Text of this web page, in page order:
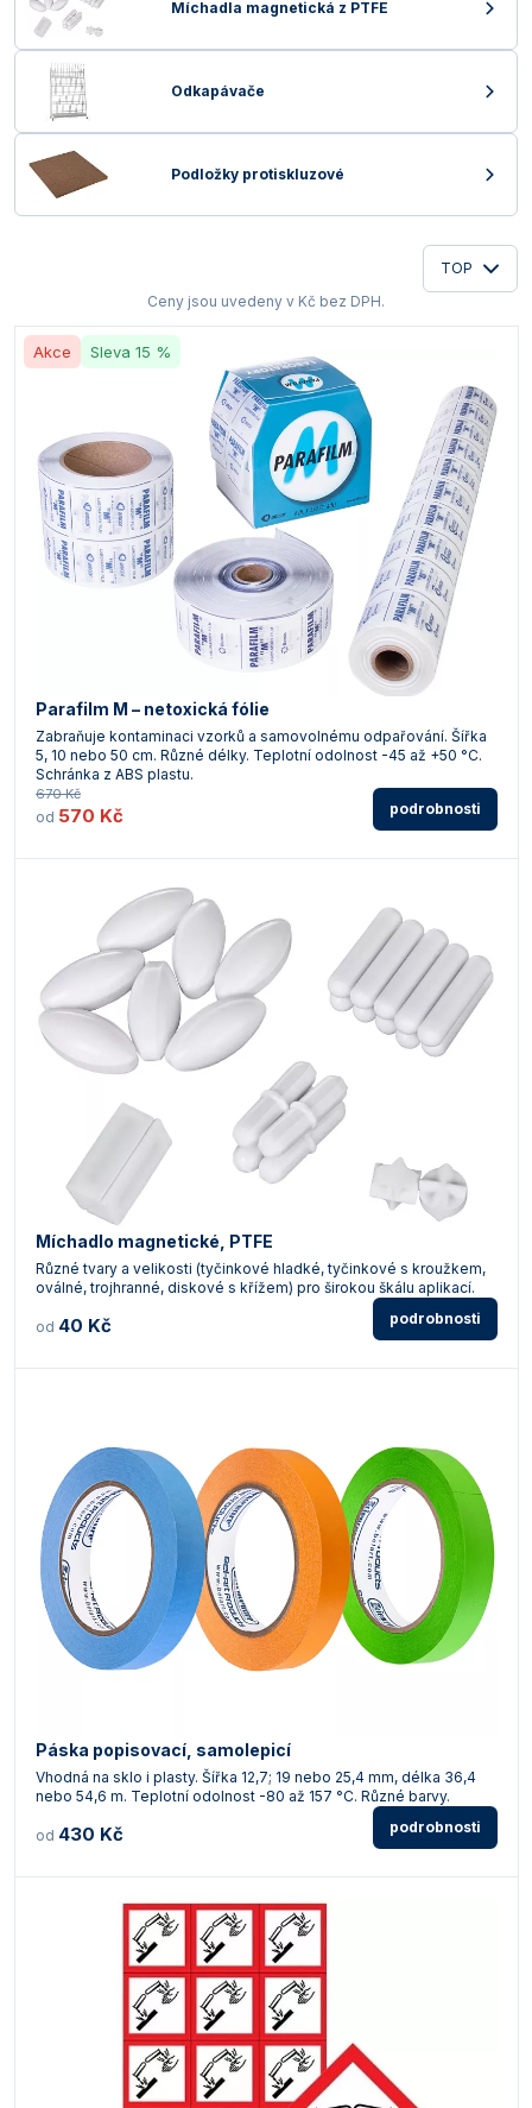
Míchadla magnetická z PTFE
Odkapávače
Podložky protiskluzové
Ceny jsou uvedeny v Kč bez DPH.
TOP
Akce Sleva 15 %
Parafilm M – netoxická fólie
Zabraňuje kontaminaci vzorků a samovolnému odpařování. Šířka
5, 10 nebo 50 cm. Různé délky. Teplotní odolnost -45 až +50 °C.
Schránka z ABS plastu.
670 Kč
od 570 Kč podrobnosti
Míchadlo magnetické, PTFE
Různé tvary a velikosti (tyčinkové hladké, tyčinkové s kroužkem,
oválné, trojhranné, diskové s křížem) pro širokou škálu aplikací.
od 40 Kč podrobnosti
Páska popisovací, samolepicí
Vhodná na sklo i plasty. Šířka 12,7; 19 nebo 25,4 mm, délka 36,4
nebo 54,6 m. Teplotní odolnost -80 až 157 °C. Různé barvy.
od 430 Kč podrobnosti
Vlastnosti skla a porcelánu
Zkumavky
Zátky a uzávěry
Zkumavky a stojany
Vlastnosti plastů
Teploměry, vlhkoměry a další přístroje pro
měření prostředí (klimatu)
Titrátory
Turbidimetry (měření zákalu)
Váhy